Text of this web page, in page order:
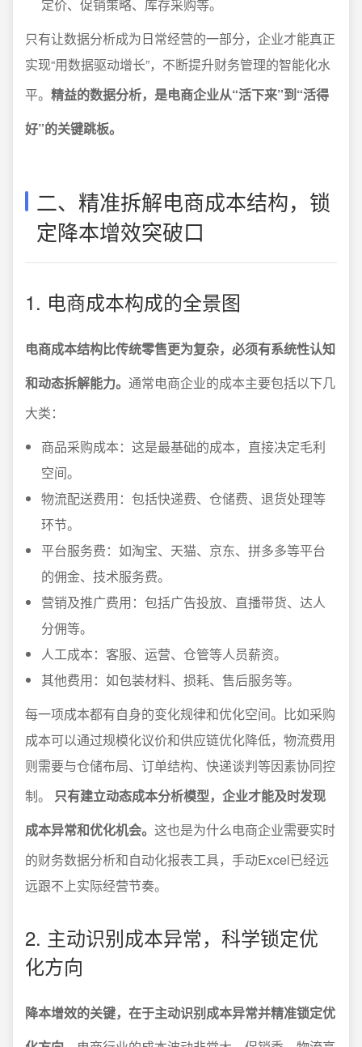
定价、促销策略、库存采购等。
只有让数据分析成为日常经营的一部分，企业才能真正
实现“用数据驱动增长”，不断提升财务管理的智能化水
平。 精益的数据分析，是电商企业从“活下来”到“活得
好”的关键跳板。
二、精准拆解电商成本结构，锁
定降本增效突破口
1. 电商成本构成的全景图
电商成本结构比传统零售更为复杂，必须有系统性认知
和动态拆解能力。 通常电商企业的成本主要包括以下几
大类：
商品采购成本：这是最基础的成本，直接决定毛利
空间。
物流配送费用：包括快递费、仓储费、退货处理等
环节。
平台服务费：如淘宝、天猫、京东、拼多多等平台
的佣金、技术服务费。
营销及推广费用：包括广告投放、直播带货、达人
分佣等。
人工成本：客服、运营、仓管等人员薪资。
其他费用：如包装材料、损耗、售后服务等。
每一项成本都有自身的变化规律和优化空间。比如采购
成本可以通过规模化议价和供应链优化降低，物流费用
则需要与仓储布局、订单结构、快递谈判等因素协同控
制。 只有建立动态成本分析模型，企业才能及时发现
成本异常和优化机会。 这也是为什么电商企业需要实时
的财务数据分析和自动化报表工具，手动Excel已经远
远跟不上实际经营节奏。
2. 主动识别成本异常，科学锁定优
化方向
降本增效的关键，在于主动识别成本异常并精准锁定优